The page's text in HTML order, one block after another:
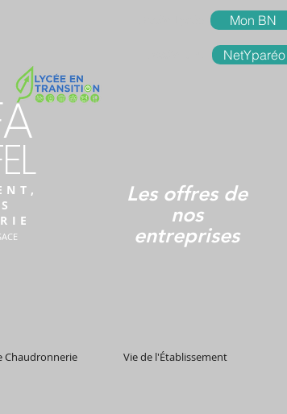
Mon BN
Les offres de
nos
entreprises
NetYparéo
Chaudronnerie Vie de l'Établissement